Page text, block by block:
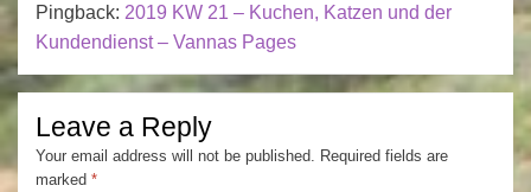
Pingback: 2019 KW 21 – Kuchen, Katzen und der
Kundendienst – Vannas Pages
Leave a Reply
Your email address will not be published. Required fields are
marked *